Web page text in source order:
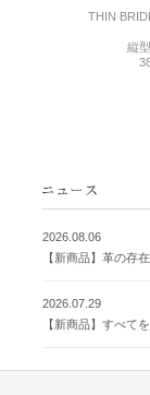
THIN
縦
2026.08.06
【新商品】革の存
2026.07.29